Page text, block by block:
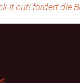
it out! fördert